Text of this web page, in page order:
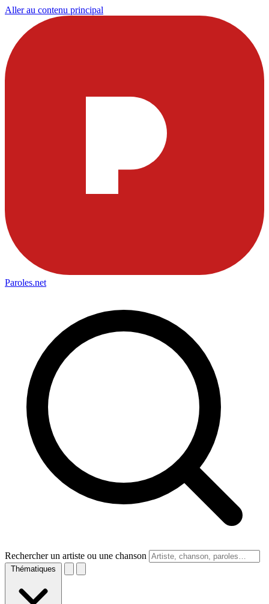
Aller au contenu principal
Paroles.net
Rechercher un artiste ou une chanson
Thématiques